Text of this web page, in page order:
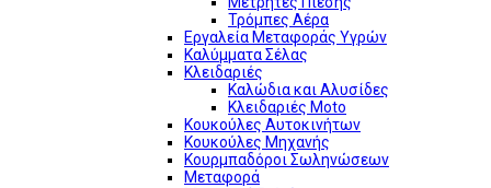
Τρόμπες Αέρα
Εργαλεία Μεταφοράς Υγρών
Καλύμματα Σέλας
Κλειδαριές
Καλώδια και Αλυσίδες
Κλειδαριές Moto
Κουκούλες Αυτοκινήτων
Κουκούλες Μηχανής
Κουρμπαδόροι Σωληνώσεων
Μεταφορά